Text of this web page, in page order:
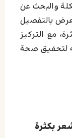
والبحث عن
بالتفصيل
مع التركيز
لتحقيق صحة
بکثرة